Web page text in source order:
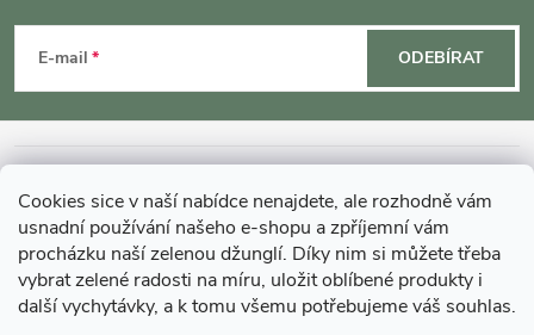
Cookies sice v naší nabídce nenajdete, ale rozhodně vám
usnadní používání našeho e-shopu a zpříjemní vám
procházku naší zelenou džunglí. Díky nim si můžete třeba
vybrat zelené radosti na míru, uložit oblíbené produkty i
další vychytávky, a k tomu všemu potřebujeme váš souhlas.
p
a
E-mail ODEBÍRAT
MOHLO BY VÁS ZAJÍMAT
O GARDNERS